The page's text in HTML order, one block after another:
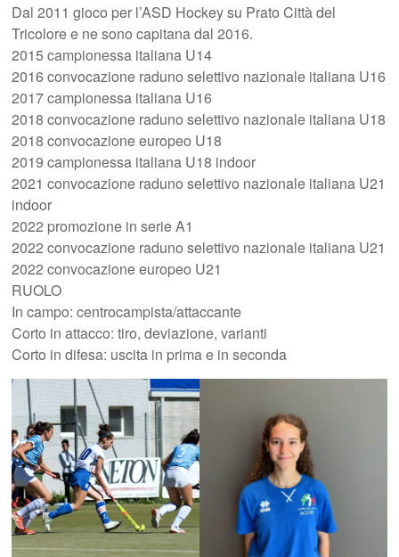
Dal 2011 gioco per l’ASD Hockey su Prato Città del
Tricolore e ne sono capitana dal 2016.
2015 campionessa italiana U14
2016 convocazione raduno selettivo nazionale italiana U16
2017 campionessa italiana U16
2018 convocazione raduno selettivo nazionale italiana U18
2018 convocazione europeo U18
2019 campionessa italiana U18 indoor
2021 convocazione raduno selettivo nazionale italiana U21
indoor
2022 promozione in serie A1
2022 convocazione raduno selettivo nazionale italiana U21
2022 convocazione europeo U21
RUOLO
In campo: centrocampista/attaccante
Corto in attacco: tiro, deviazione, varianti
Corto in difesa: uscita in prima e in seconda